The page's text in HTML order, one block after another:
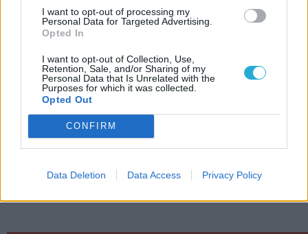
I want to opt-out of processing my
Personal Data for Targeted Advertising.
Opted In
I want to opt-out of Collection, Use,
Retention, Sale, and/or Sharing of my
Personal Data that Is Unrelated with the
Purposes for which it was collected.
Opted Out
CONFIRM
Data Deletion Data Access Privacy Policy